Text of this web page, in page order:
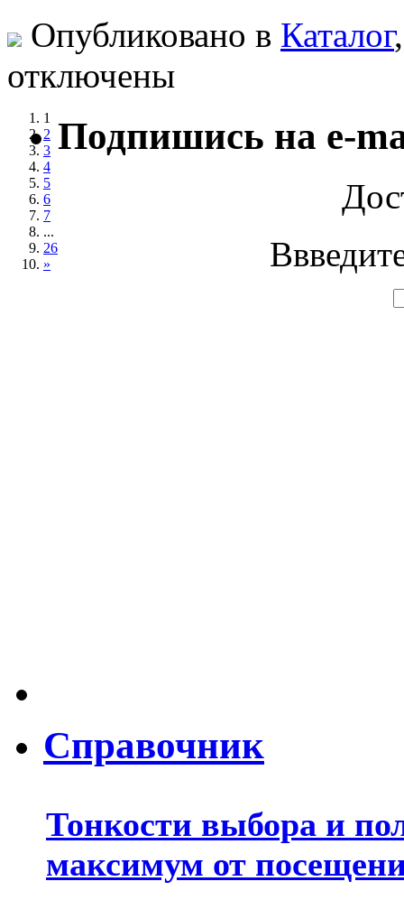
Опубликовано в Каталог
отключены
1
2
3
4
5
6
7
...
26
»
Подпишись на e-
Справочник
Тонкости выбора и
максимум от